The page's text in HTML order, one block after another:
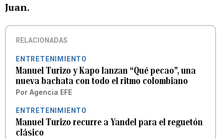
Juan.
RELACIONADAS
ENTRETENIMIENTO
Manuel Turizo y Kapo lanzan “Qué pecao”, una
nueva bachata con todo el ritmo colombiano
Por Agencia EFE
ENTRETENIMIENTO
Manuel Turizo recurre a Yandel para el reguetón
clásico